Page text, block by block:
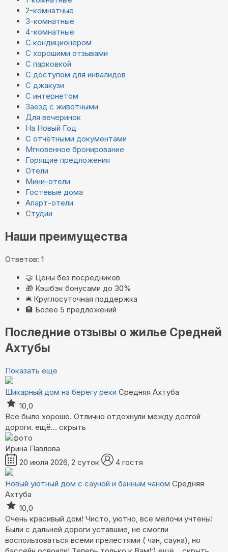
2-комнатные
3-комнатные
4-комнатные
С кондиционером
С хорошими отзывами
С парковкой
С доступом для инвалидов
С джакузи
С интернетом
Заезд с животными
Для вечеринок
На Новый Год
С отчётными документами
Мгновенное бронирование
Горящие предложения
Отели
Мини-отели
Гостевые дома
Апарт-отели
Студии
Наши преимущества
Ответов: 1
🤝 Цены без посредников
🎁 Кэшбэк бонусами до 30%
🛎️ Круглосуточная поддержка
🏨 Более 5 предложений
Последние отзывы о жилье Средней
Ахтубы
Показать еще
Шикарный дом на берегу реки Средняя Ахтуба
10,0
Всё было хорошо. Отлично отдохнули между долгой
дороги. ещё... скрыть
Ирина Павлова
20 июля 2026, 2 суток
4 гостя
Новый уютный дом с сауной и банным чаном Средняя
Ахтуба
10,0
Очень красивый дом! Чисто, уютно, все мелочи учтены!
Были с дальней дороги уставшие, не смогли
воспользоваться всеми прелестями ( чан, сауна), но